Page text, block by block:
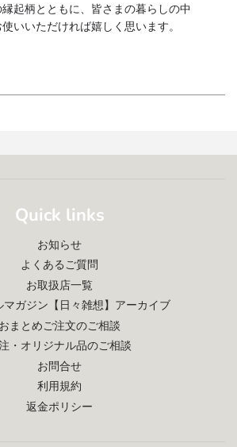
起柄とともに、皆さまの暮らしの中
いいただければ嬉しく思います。
Quick links
お知らせ
よくあるご質問
お取扱店一覧
マガジン【日々雑想】アーカイブ
おまとめご注文のご相談
・オリジナル品のご相談
お問合せ
利用規約
返金ポリシー